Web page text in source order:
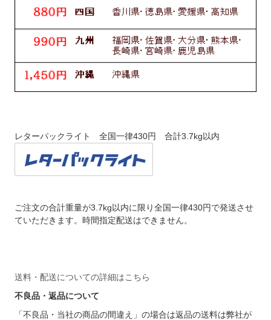
レターパックライト 全国一律430円 合計3.7kg以内
ご注文の合計重量が3.7kg以内に限り全国一律430円で発送させ
ていただきます。時間指定配送はできません。
送料・配送についての詳細はこちら
不良品・返品について
「不良品・当社の商品の間違え」の場合は返品の送料は弊社が